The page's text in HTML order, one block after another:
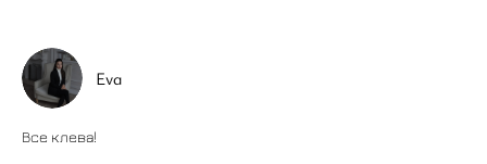
Eva
Все клева!